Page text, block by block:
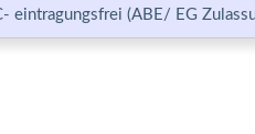
eintragungsfrei (ABE/ EG